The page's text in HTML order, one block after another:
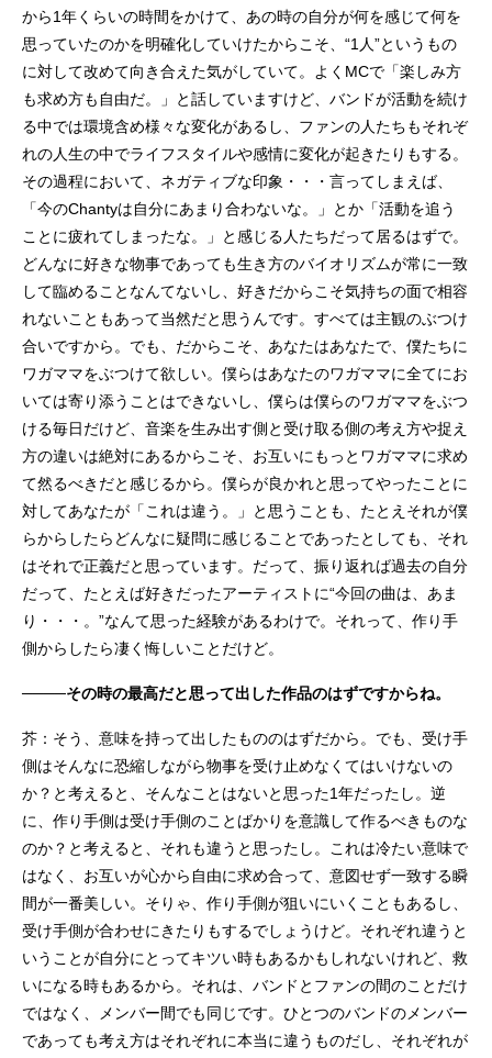
から1年くらいの時間をかけて、あの時の自分が何を感じて何を
思っていたのかを明確化していけたからこそ、“1人”というもの
に対して改めて向き合えた気がしていて。よくMCで「楽しみ方
も求め方も自由だ。」と話していますけど、バンドが活動を続け
る中では環境含め様々な変化があるし、ファンの人たちもそれぞ
れの人生の中でライフスタイルや感情に変化が起きたりもする。
その過程において、ネガティブな印象・・・言ってしまえば、
「今のChantyは自分にあまり合わないな。」とか「活動を追う
ことに疲れてしまったな。」と感じる人たちだって居るはずで。
どんなに好きな物事であっても生き方のバイオリズムが常に一致
して臨めることなんてないし、好きだからこそ気持ちの面で相容
れないこともあって当然だと思うんです。すべては主観のぶつけ
合いですから。でも、だからこそ、あなたはあなたで、僕たちに
ワガママをぶつけて欲しい。僕らはあなたのワガママに全てにお
いては寄り添うことはできないし、僕らは僕らのワガママをぶつ
ける毎日だけど、音楽を生み出す側と受け取る側の考え方や捉え
方の違いは絶対にあるからこそ、お互いにもっとワガママに求め
て然るべきだと感じるから。僕らが良かれと思ってやったことに
対してあなたが「これは違う。」と思うことも、たとえそれが僕
らからしたらどんなに疑問に感じることであったとしても、それ
はそれで正義だと思っています。だって、振り返れば過去の自分
だって、たとえば好きだったアーティストに“今回の曲は、あま
り・・・。”なんて思った経験があるわけで。それって、作り手
側からしたら凄く悔しいことだけど。
────その時の最高だと思って出した作品のはずですからね。
芥：そう、意味を持って出したもののはずだから。でも、受け手
側はそんなに恐縮しながら物事を受け止めなくてはいけないの
か？と考えると、そんなことはないと思った1年だったし。逆
に、作り手側は受け手側のことばかりを意識して作るべきものな
のか？と考えると、それも違うと思ったし。これは冷たい意味で
はなく、お互いが心から自由に求め合って、意図せず一致する瞬
間が一番美しい。そりゃ、作り手側が狙いにいくこともあるし、
受け手側が合わせにきたりもするでしょうけど。それぞれ違うと
いうことが自分にとってキツい時もあるかもしれないけれど、救
いになる時もあるから。それは、バンドとファンの間のことだけ
ではなく、メンバー間でも同じです。ひとつのバンドのメンバー
であっても考え方はそれぞれに本当に違うものだし、それぞれが